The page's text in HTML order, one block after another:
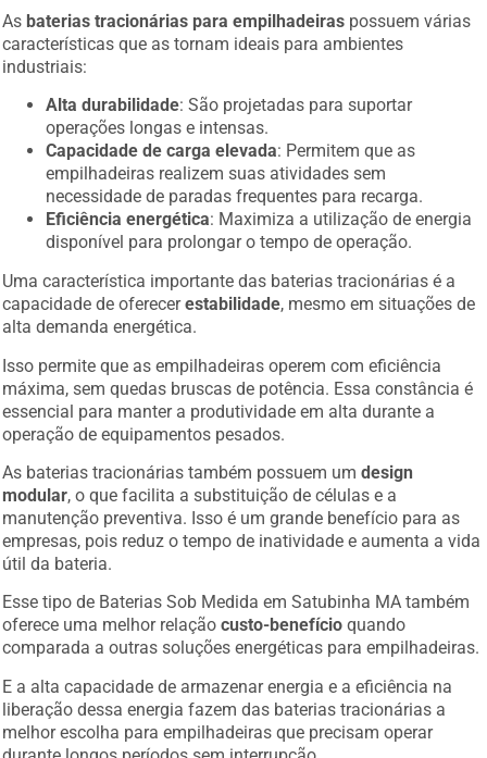
As baterias tracionárias para empilhadeiras
possuem várias
características que as tornam ideais para ambientes
industriais:
Alta durabilidade: São projetadas para suportar
operações longas e intensas.
Capacidade de carga elevada: Permitem que as
empilhadeiras realizem suas atividades sem
necessidade de paradas frequentes para recarga.
Eficiência energética: Maximiza a utilização de energia
disponível para prolongar o tempo de operação.
Uma característica importante das baterias tracionárias é a
capacidade de oferecer estabilidade , mesmo em situações de
alta demanda energética.
Isso permite que as empilhadeiras operem com eficiência
máxima, sem quedas bruscas de potência. Essa constância é
essencial para manter a produtividade em alta durante a
operação de equipamentos pesados.
As baterias tracionárias também possuem um design
modular , o que facilita a substituição de células e a
manutenção preventiva. Isso é um grande benefício para as
empresas, pois reduz o tempo de inatividade e aumenta a vida
útil da bateria.
Esse tipo de Baterias Sob Medida em Satubinha MA também
oferece uma melhor relação custo-benefício quando
comparada a outras soluções energéticas para empilhadeiras.
E a alta capacidade de armazenar energia e a eficiência na
liberação dessa energia fazem das baterias tracionárias a
melhor escolha para empilhadeiras que precisam operar
durante longos períodos sem interrupção.